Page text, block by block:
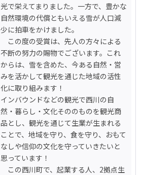
光で栄えてまりました。一方で、豊かな
自然環境の代償ともいえる雪が人口減
少に拍車をかけました。
この度の受賞は、先人の方々による
不断の努力の賜物でございます。これ
からは、雪を含めた、今ある自然・営
みを活かして観光を通じた地域の活性
化に取り組みます！
インバウンドなどの観光で西川の自
然・暮らし・文化そののものを観光商
品とし、観光を通じて生業が生まれる
ことで、地域を守り、食を守り、おもて
なしや信仰の文化を守っていきたいと
思っています！
この西川町で、起業する人、2拠点生